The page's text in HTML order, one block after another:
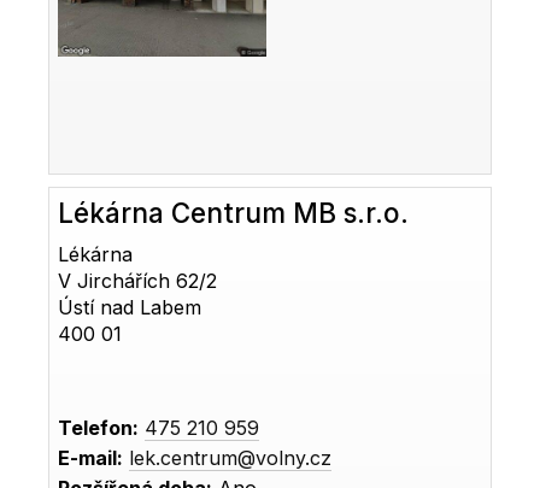
Lékárna Centrum MB s.r.o.
Lékárna
V Jirchářích 62/2
Ústí nad Labem
400 01
Telefon: 475 210 959
E-mail: lek.centrum@volny.cz